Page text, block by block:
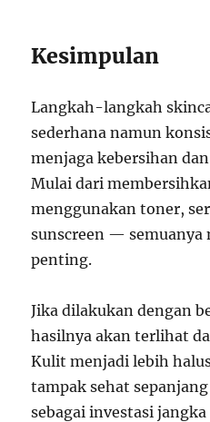
Kesimpulan
Langkah-langkah
sederhana namun
menjaga kebersihan
Mulai dari
menggunakan toner,
sunscreen — semuanya
penting.
Jika dilakukan dengan
hasilnya akan terlihat
Kulit menjadi lebih
tampak sehat
sebagai investasi